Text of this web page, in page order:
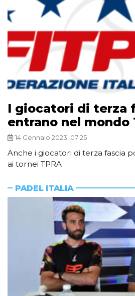
I giocatori di terza
entrano nel mondo
14 Gennaio 2023, 07:25
Anche i giocatori di terza fascia
ai tornei TPRA
PADEL ITALIA